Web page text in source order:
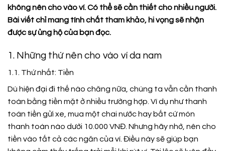
không nên cho vào ví. Có thể sẽ cần thiết cho nhiều người.
Bài viết chỉ mang tính chất tham khảo, hi vọng sẽ nhận
được sự ủng hộ của bạn đọc.
1. Những thứ nên cho vào ví da nam
1.1. Thứ nhất: Tiền
Dù hiện đại đi thế nào chăng nữa, chúng ta vẫn cần thanh
toán bằng tiền mặt ở nhiều trường hợp. Ví dụ như thanh
toán tiền gửi xe, mua một chai nước hay bất cứ món
thanh toán nào dưới 10.000 VNĐ. Nhưng hãy nhớ, nên cho
tiền vào tất cả các ngăn của ví. Điều này sẽ giúp bạn